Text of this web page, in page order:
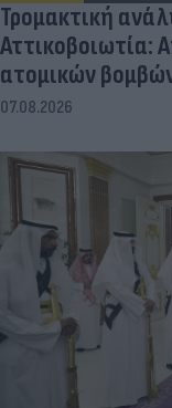
Τρομακτική
Αττικοβοιωτία:
ατομικών
07.08.2026